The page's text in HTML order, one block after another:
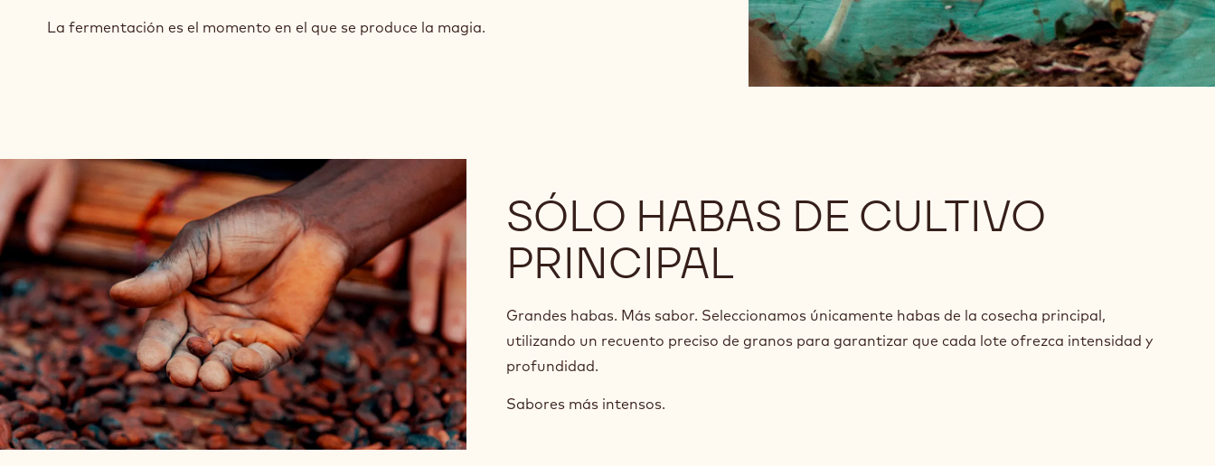
La fermentación es el momento en el que se produce la magia.
SÓLO HABAS DE CULTIVO
PRINCIPAL
Grandes habas. Más sabor. Seleccionamos únicamente habas de la cosecha principal,
utilizando un recuento preciso de granos para garantizar que cada lote ofrezca intensidad y
profundidad.
Sabores más intensos.